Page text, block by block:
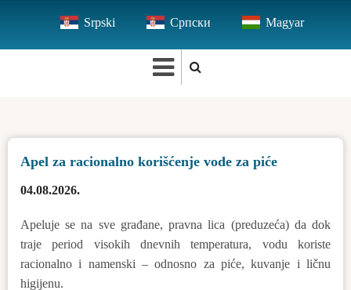
main
Srpski Српски Magyar
Apel za racionalno korišćenje vode za piće
04.08.2026.
Apeluje se na sve građane, pravna lica (preduzeća) da dok
traje period visokih dnevnih temperatura, vodu koriste
racionalno i namenski – odnosno za piće, kuvanje i ličnu
higijenu.